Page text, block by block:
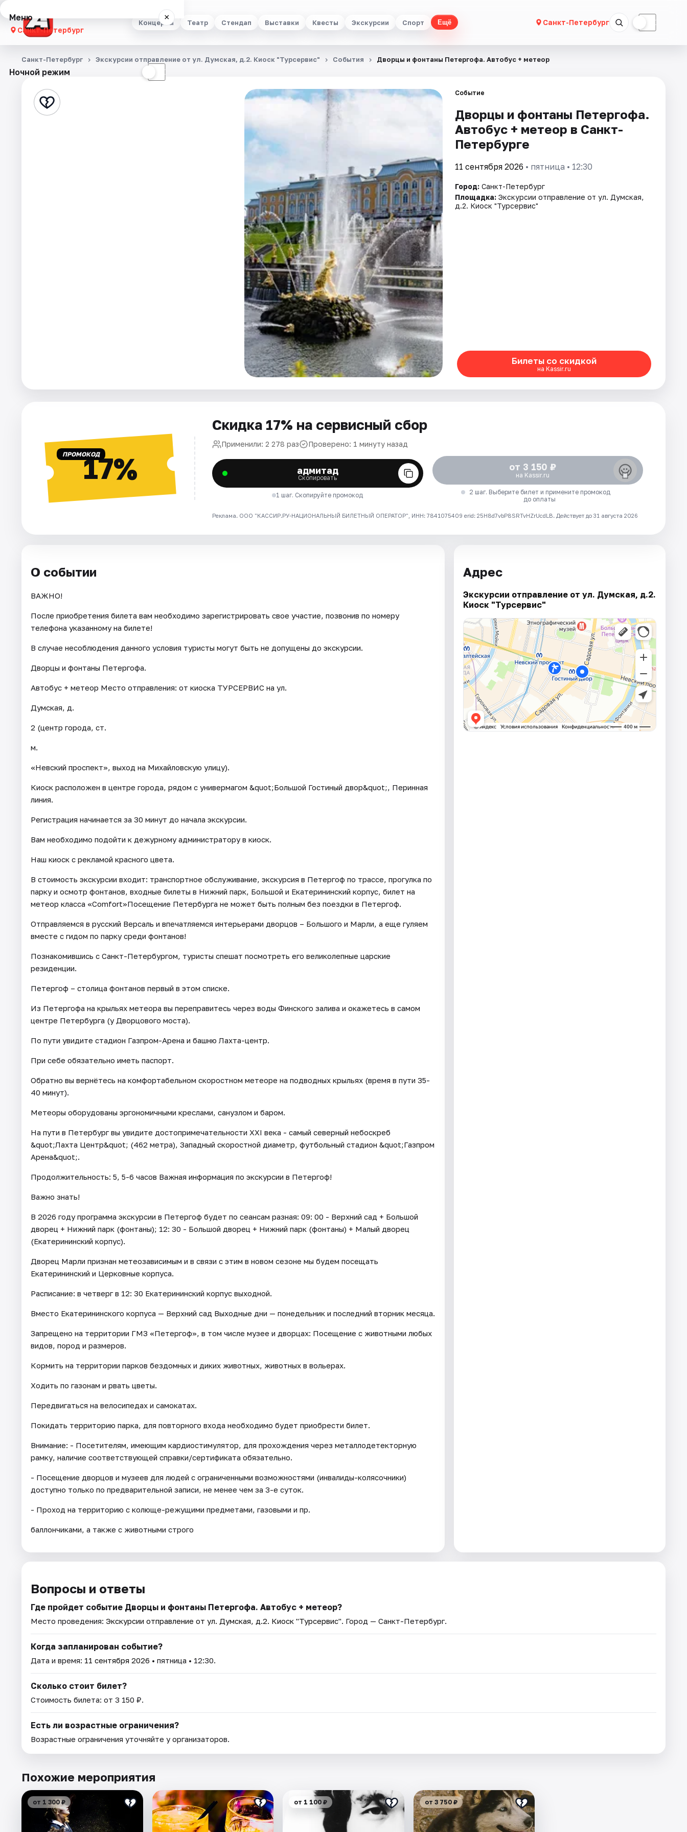
Концерты Театр Стендап Выставки Квесты Экскурсии Спорт Ещё Санкт-Петербург ☾
Меню ×
Санкт-Петербург
Концерты
Стендап
Ночной режим ☾
Санкт-Петербург Экскурсии отправление от ул. Думская, д.2. Киоск "Турсервис" События Дворцы и фонтаны Петергофа. Автобус + метеор
Событие
Дворцы и фонтаны Петергофа.
Автобус + метеор в Санкт-
Петербурге
11 сентября 2026 • пятница • 12:30
Город: Санкт-Петербург
Площадка: Экскурсии отправление от ул. Думская,
д.2. Киоск "Турсервис"
Билеты со скидкой
на Kassir.ru
ПРОМОКОД17%
Скидка 17% на сервисный сбор
Применили: 2 278 раз Проверено: 1 минуту назад
адмитад
Скопировать
1 шаг. Скопируйте промокод
от 3 150 ₽
на Kassir.ru
2 шаг. Выберите билет и примените промокод
до оплаты
Реклама. ООО "КАССИР.РУ-НАЦИОНАЛЬНЫЙ БИЛЕТНЫЙ ОПЕРАТОР", ИНН: 7841075409 erid: 25H8d7vbP8SRTvHZrUcdLB. Действует до 31 августа 2026
О событии
ВАЖНО!
После приобретения билета вам необходимо зарегистрировать свое участие, позвонив по номеру
телефона указанному на билете!
В случае несоблюдения данного условия туристы могут быть не допущены до экскурсии.
Дворцы и фонтаны Петергофа.
Автобус + метеор Место отправления: от киоска ТУРСЕРВИС на ул.
Думская, д.
2 (центр города, ст.
м.
«Невский проспект», выход на Михайловскую улицу).
Киоск расположен в центре города, рядом с универмагом &quot;Большой Гостиный двор&quot;, Перинная
линия.
Регистрация начинается за 30 минут до начала экскурсии.
Вам необходимо подойти к дежурному администратору в киоск.
Наш киоск с рекламой красного цвета.
В стоимость экскурсии входит: транспортное обслуживание, экскурсия в Петергоф по трассе, прогулка по
парку и осмотр фонтанов, входные билеты в Нижний парк, Большой и Екатерининский корпус, билет на
метеор класса «Comfort»Посещение Петербурга не может быть полным без поездки в Петергоф.
Отправляемся в русский Версаль и впечатляемся интерьерами дворцов – Большого и Марли, а еще гуляем
вместе с гидом по парку среди фонтанов!
Познакомившись с Санкт-Петербургом, туристы спешат посмотреть его великолепные царские
резиденции.
Петергоф – столица фонтанов первый в этом списке.
Из Петергофа на крыльях метеора вы переправитесь через воды Финского залива и окажетесь в самом
центре Петербурга (у Дворцового моста).
По пути увидите стадион Газпром-Арена и башню Лахта-центр.
При себе обязательно иметь паспорт.
Обратно вы вернётесь на комфортабельном скоростном метеоре на подводных крыльях (время в пути 35-
40 минут).
Метеоры оборудованы эргономичными креслами, санузлом и баром.
На пути в Петербург вы увидите достопримечательности XXI века - самый северный небоскреб
&quot;Лахта Центр&quot; (462 метра), Западный скоростной диаметр, футбольный стадион &quot;Газпром
Арена&quot;.
Продолжительность: 5, 5-6 часов Важная информация по экскурсии в Петергоф!
Важно знать!
В 2026 году программа экскурсии в Петергоф будет по сеансам разная: 09: 00 - Верхний сад + Большой
дворец + Нижний парк (фонтаны); 12: 30 - Большой дворец + Нижний парк (фонтаны) + Малый дворец
(Екатерининский корпус).
Дворец Марли признан метеозависимым и в связи с этим в новом сезоне мы будем посещать
Екатерининский и Церковные корпуса.
Расписание: в четверг в 12: 30 Екатерининский корпус выходной.
Вместо Екатерининского корпуса — Верхний сад Выходные дни — понедельник и последний вторник месяца.
Запрещено на территории ГМЗ «Петергоф», в том числе музее и дворцах: Посещение с животными любых
видов, пород и размеров.
Кормить на территории парков бездомных и диких животных, животных в вольерах.
Ходить по газонам и рвать цветы.
Передвигаться на велосипедах и самокатах.
Покидать территорию парка, для повторного входа необходимо будет приобрести билет.
Внимание: - Посетителям, имеющим кардиостимулятор, для прохождения через металлодетекторную
рамку, наличие соответствующей справки/сертификата обязательно.
- Посещение дворцов и музеев для людей с ограниченными возможностями (инвалиды-колясочники)
доступно только по предварительной записи, не менее чем за 3-е суток.
- Проход на территорию с колюще-режущими предметами, газовыми и пр.
баллончиками, а также с животными строго
Адрес
Экскурсии отправление от ул. Думская, д.2.
Киоск "Турсервис"
Вопросы и ответы
Где пройдет событие Дворцы и фонтаны Петергофа. Автобус + метеор?
Место проведения: Экскурсии отправление от ул. Думская, д.2. Киоск "Турсервис". Город — Санкт-Петербург.
Когда запланирован событие?
Дата и время: 11 сентября 2026 • пятница • 12:30.
Сколько стоит билет?
Стоимость билета: от 3 150 ₽.
Есть ли возрастные ограничения?
Возрастные ограничения уточняйте у организаторов.
Похожие мероприятия
от 1 300 ₽ от 1 100 ₽ от 3 750 ₽